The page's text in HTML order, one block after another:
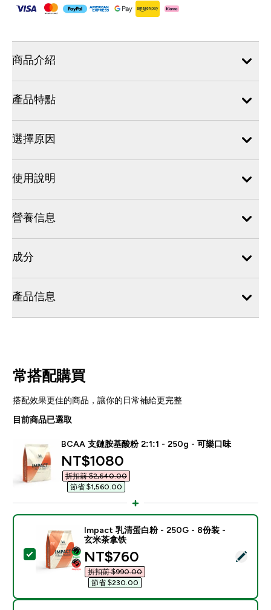
商品介紹
產品特點
選擇原因
使用說明
營養信息
成分
產品信息
常搭配購買
搭配效果更佳的商品，讓你的日常補給更完整
目前商品已選取
BCAA 支鏈胺基酸粉 2:1:1 - 250g - 可樂口味
discounted price
NT$1080‎
折扣前 $2,640.00‎
節省 $1,560.00‎
選取此商品 - Impact 乳清蛋白粉 - 250G - 8份装 - 玄
Impact 乳清蛋白粉 - 250G - 8份装 -
玄米茶拿铁
discounted price
NT$760‎
折扣前 $990.00‎
節省 $230.00‎